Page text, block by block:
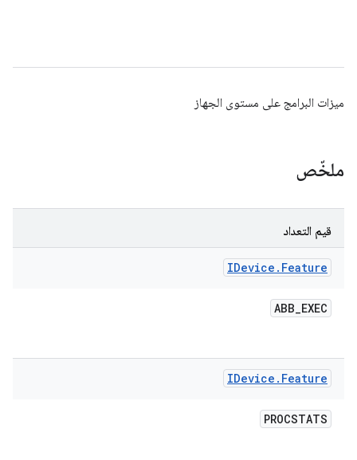
ميزات البرامج على مستوى الجهاز
ملخّص
قيم التعداد
IDevice . Feature
ABB_EXEC
IDevice . Feature
PROCSTATS